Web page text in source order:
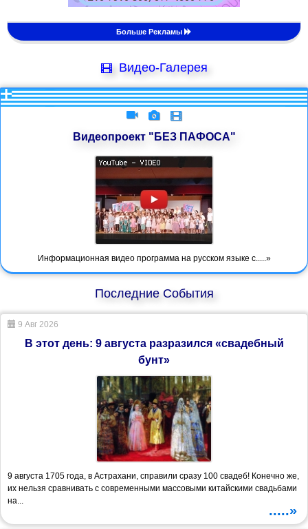
Больше Рекламы
Видео-Галерея
Видеопроект "БЕЗ ПАФОСА"
Информационная видео программа на русском языке с.....»
Последние События
9 Авг 2026
В этот день: 9 августа разразился «свадебный
бунт»
9 августа 1705 года, в Астрахани, справили сразу 100 свадеб! Конечно же,
их нельзя сравнивать с современными массовыми китайскими свадьбами
на...
.....»